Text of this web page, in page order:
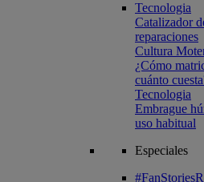
Tecnologia
Catalizador
reparaciones
Cultura
¿Cómo
cuánto
Tecnologia
Embrague
uso habitual
Especiales